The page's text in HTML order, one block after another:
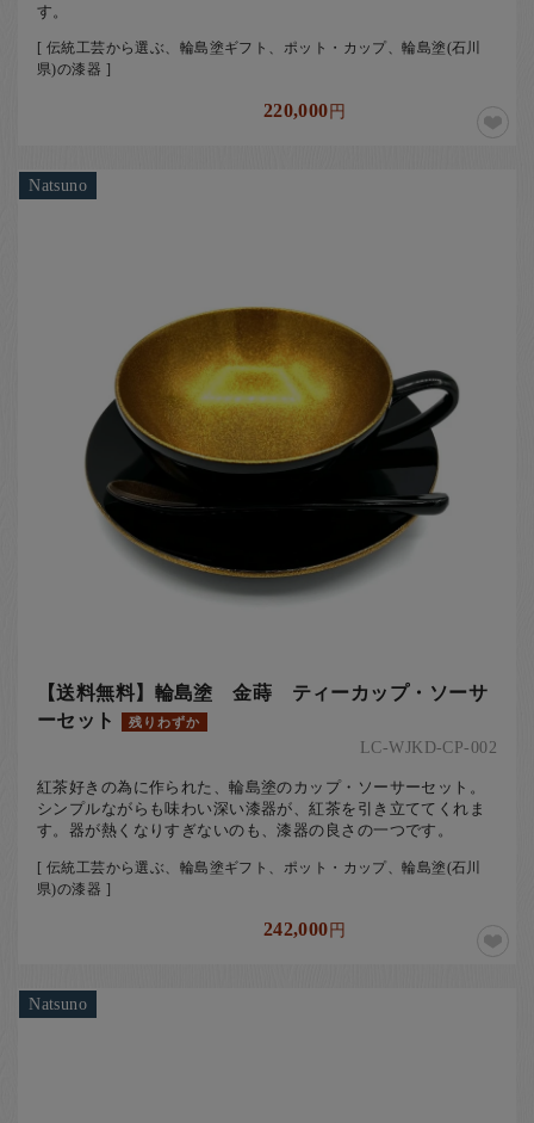
す。
[ 伝統工芸から選ぶ、輪島塗ギフト、ポット・カップ、輪島塗(石川
県)の漆器 ]
220,000円
Natsuno
【送料無料】輪島塗 金蒔 ティーカップ・ソーサ
ーセット
残りわずか
LC-WJKD-CP-002
紅茶好きの為に作られた、輪島塗のカップ・ソーサーセット。
シンプルながらも味わい深い漆器が、紅茶を引き立ててくれま
す。器が熱くなりすぎないのも、漆器の良さの一つです。
[ 伝統工芸から選ぶ、輪島塗ギフト、ポット・カップ、輪島塗(石川
県)の漆器 ]
242,000円
Natsuno